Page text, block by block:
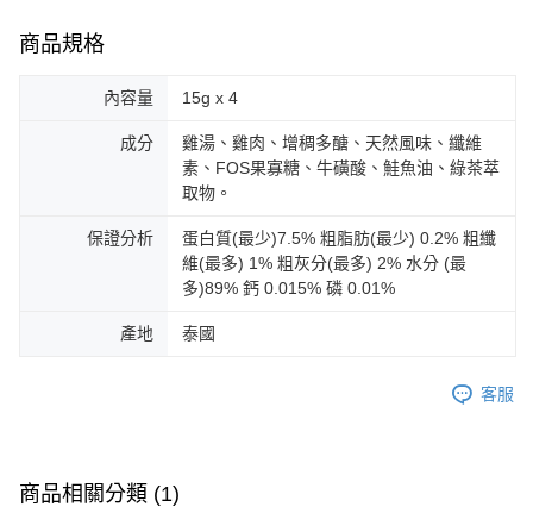
商品規格
內容量 15g x 4
成分
雞湯、雞肉、增稠多醣、天然風味、纖維
素、FOS果寡糖、牛磺酸、鮭魚油、綠茶萃
取物。
保證分析
蛋白質(最少)7.5% 粗脂肪(最少) 0.2% 粗纖
維(最多) 1% 粗灰分(最多) 2% 水分 (最
多)89% 鈣 0.015% 磷 0.01%
產地 泰國
客服
商品相關分類 (1)